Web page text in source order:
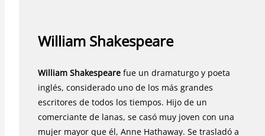
William Shakespeare
William Shakespeare fue un dramaturgo y poeta
inglés, considerado uno de los más grandes
escritores de todos los tiempos. Hijo de un
comerciante de lanas, se casó muy joven con una
mujer mayor que él, Anne Hathaway. Se trasladó a